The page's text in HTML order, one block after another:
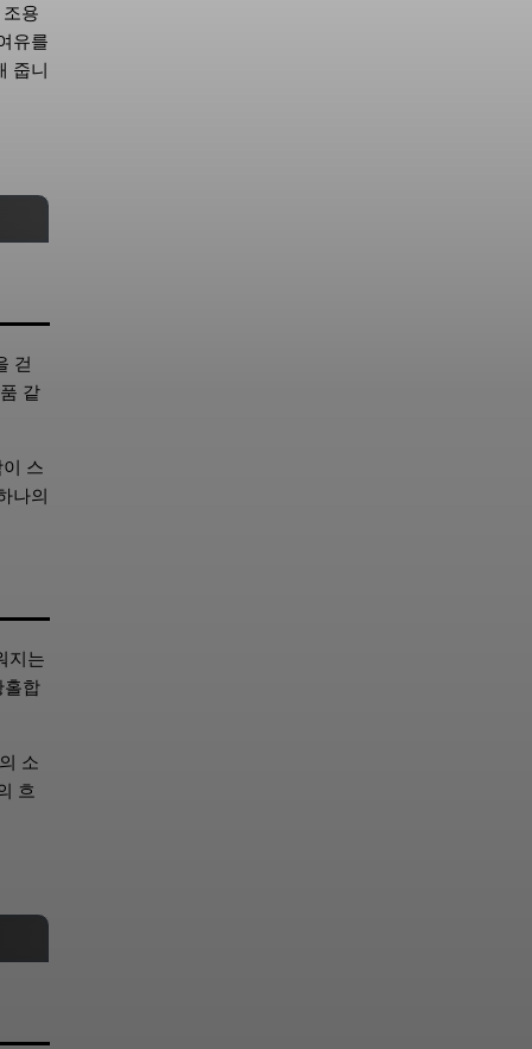
용
유를
줍니
걷
같
스
나의
지는
홀합
소
흐